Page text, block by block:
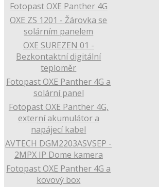
Fotopast OXE Panther 4G
OXE ZS 1201 - Žárovka se
solárním panelem
OXE SUREZEN 01 -
Bezkontaktní digitální
teploměr
Fotopast OXE Panther 4G a
solární panel
Fotopast OXE Panther 4G,
externí akumulátor a
napájecí kabel
AVTECH DGM2203ASVSEP -
2MPX IP Dome kamera
Fotopast OXE Panther 4G a
kovový box